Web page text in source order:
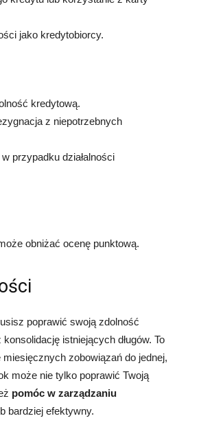
jako kredytobiorcy.
kredytową.
z niepotrzebnych
przypadku działalności
obniżać ocenę punktową.
poprawić swoją zdolność
istniejących długów. To
miesięcznych zobowiązań do jednej,
może nie tylko poprawić Twoją
pomóc w zarządzaniu
bardziej efektywny.